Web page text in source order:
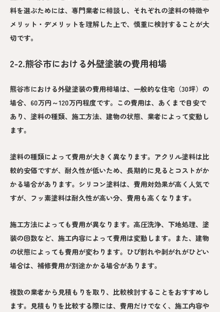
料を選ぶためには、専門業者に相談し、それぞれの塗料の特徴や
メリット・デメリットを理解した上で、慎重に検討することが大
切です。
2-2.熊谷市における外壁塗装の費用相場
熊谷市における外壁塗装の費用相場は、一般的な住宅（30坪）の
場合、60万円～120万円程度です。この費用は、あくまで目安で
あり、塗料の種類、施工方法、建物の状態、業者によって変動し
ます。
塗料の種類によって費用が大きく異なります。アクリル塗料は比
較的安価ですが、耐久性が低いため、長期的に見るとコストがか
かる場合があります。シリコン塗料は、費用対効果が高く人気で
すが、フッ素塗料は耐久性が高い分、費用も高くなります。
施工方法によっても費用が異なります。高圧洗浄、下地処理、塗
装の回数など、施工内容によって費用は変動します。また、建物
の状態によっても費用が変わります。ひび割れや剥がれがひどい
場合は、補修費用が別途かかる場合があります。
複数の業者から見積もりを取り、比較検討することをおすすめし
ます。見積もりを比較する際には、費用だけでなく、施工内容や